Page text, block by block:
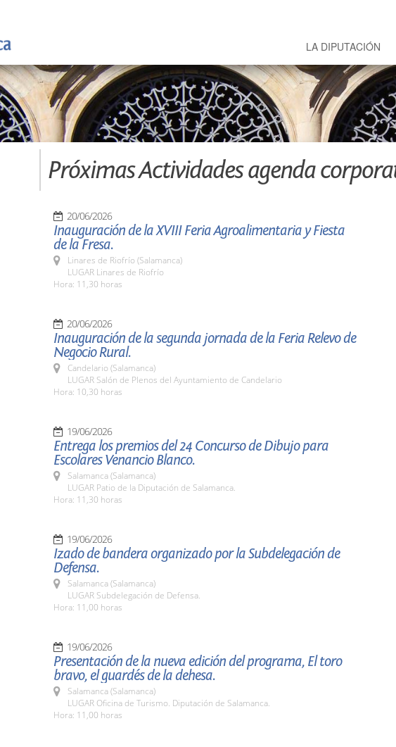
LA DIPUTACIÓN
Próximas Actividades agenda
20/06/2026
Inauguración de la XVIII Feria Agroalimentaria y Fiesta
de la Fresa.
Linares de Riofrío (Salamanca)
LUGAR Linares de Riofrío
Hora: 11,30 horas
20/06/2026
Inauguración de la segunda jornada de la Feria Relevo de
Negocio Rural.
Candelario (Salamanca)
LUGAR Salón de Plenos del Ayuntamiento de Candelario
Hora: 10,30 horas
19/06/2026
Entrega los premios del 24 Concurso de Dibujo para
Escolares Venancio Blanco.
Salamanca (Salamanca)
LUGAR Patio de la Diputación de Salamanca.
Hora: 11,30 horas
19/06/2026
Izado de bandera organizado por la Subdelegación de
Defensa.
Salamanca (Salamanca)
LUGAR Subdelegación de Defensa.
Hora: 11,00 horas
19/06/2026
Presentación de la nueva edición del programa, El toro
bravo, el guardés de la dehesa.
Salamanca (Salamanca)
LUGAR Oficina de Turismo. Diputación de Salamanca.
Hora: 11,00 horas